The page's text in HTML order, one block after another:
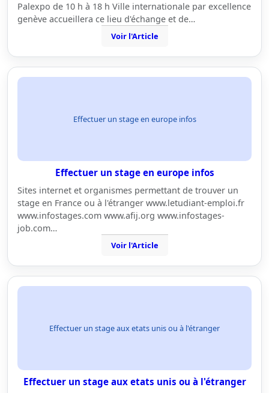
Palexpo de 10 h à 18 h Ville internationale par excellence
genève accueillera ce lieu d'échange et de…
Voir l'Article
Effectuer un stage en europe infos
Effectuer un stage en europe infos
Sites internet et organismes permettant de trouver un
stage en France ou à l'étranger www.letudiant-emploi.fr
www.infostages.com www.afij.org www.infostages-
job.com…
Voir l'Article
Effectuer un stage aux etats unis ou à l'étranger
Effectuer un stage aux etats unis ou à l'étranger